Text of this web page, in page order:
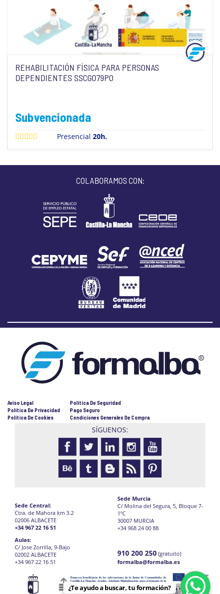
REHABILITACIÓN FÍSICA PARA PERSONAS
DEPENDIENTES SSCG079PO
Subvencionada
Presencial20h.
COLABORAMOS CON:
Aviso Legal
Política De Privacidad
Política De Cookies
Política De Seguridad
Pago Seguro
Condiciones Generales De Compra
SÍGUENOS:
Sede Central:
Ctra. de Mahora km 3.2
02006 ALBACETE
+34 967 22 16 51
Aulas:
C/ Jose Zorrilla, 9-Bajo
02002 ALBACETE
+34 967 22 16 51
Sede Murcia
C/ Molina del Segura, 5, Bloque 7-
1ºC
30007 MURCIA
+34 968 24 00 88
910 200 250 (gratuito)
formalba@formalba.es
¿Te ayudo a buscar, tu formación?